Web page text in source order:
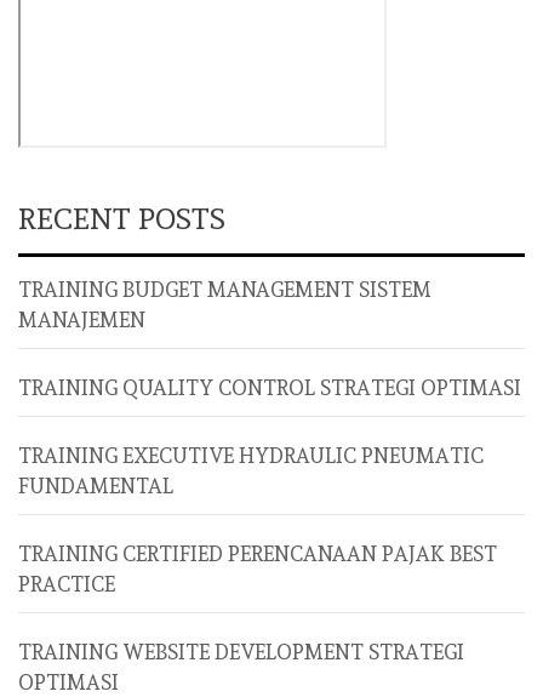
RECENT POSTS
TRAINING BUDGET MANAGEMENT SISTEM
MANAJEMEN
TRAINING QUALITY CONTROL STRATEGI OPTIMASI
TRAINING EXECUTIVE HYDRAULIC PNEUMATIC
FUNDAMENTAL
TRAINING CERTIFIED PERENCANAAN PAJAK BEST
PRACTICE
TRAINING WEBSITE DEVELOPMENT STRATEGI
OPTIMASI